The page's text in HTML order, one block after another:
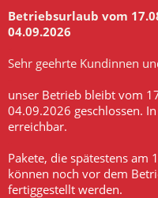
Betriebsurlaub vom
04.09.2026
Sehr geehrte Kundinnen
unser Betrieb bleibt vom
04.09.2026 geschlossen.
erreichbar.
Pakete, die spätestens am
können noch vor dem
fertiggestellt werden.